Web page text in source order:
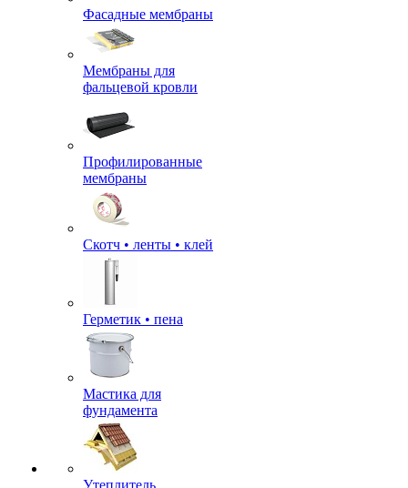
Фасадные мембраны
Мембраны для
фальцевой кровли
Профилированные
мембраны
Скотч • ленты • клей
Герметик • пена
Мастика для
фундамента
Утеплитель